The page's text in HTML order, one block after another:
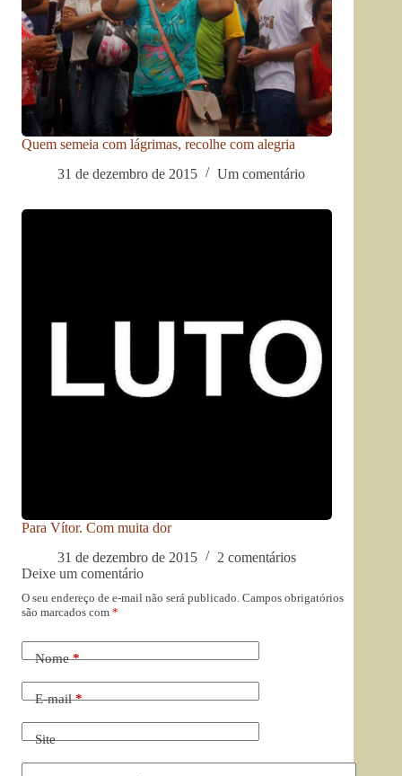
Quem semeia com lágrimas, recolhe com alegria
31 de dezembro de 2015
Um comentário
Para Vítor. Com muita dor
31 de dezembro de 2015
2 comentários
Deixe um comentário
O seu endereço de e-mail não será publicado. Campos obrigatórios
são marcados com *
Nome*
E-mail*
Site